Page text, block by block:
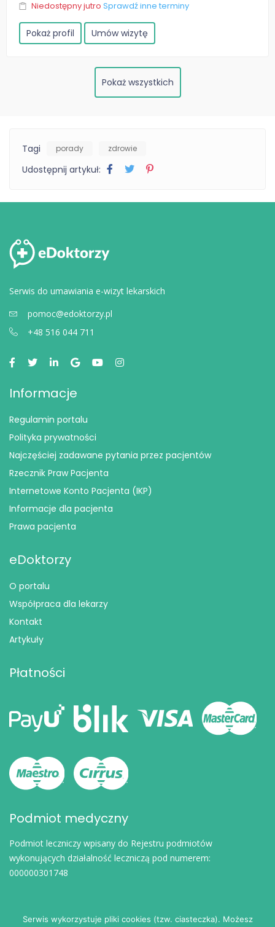
Niedostępny jutro Sprawdź inne terminy
Pokaż profil Umów wizytę
Pokaż wszystkich
Tagi porady zdrowie
Udostępnij artykuł:
Serwis do umawiania e-wizyt lekarskich
pomoc@edoktorzy.pl
+48 516 044 711
Informacje
Regulamin portalu
Polityka prywatności
Najczęściej zadawane pytania przez pacjentów
Rzecznik Praw Pacjenta
Internetowe Konto Pacjenta (IKP)
Informacje dla pacjenta
Prawa pacjenta
eDoktorzy
O portalu
Współpraca dla lekarzy
Kontakt
Artykuły
Płatności
Podmiot medyczny
Podmiot leczniczy wpisany do Rejestru podmiotów
wykonujących działalność leczniczą pod numerem:
000000301748
Serwis wykorzystuje pliki cookies (tzw. ciasteczka). Możesz